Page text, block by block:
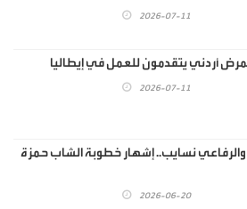
2026-07-11
2026-07-11
والرفاعي نسايب.. إشهار خطوبة الشاب حمزة
2026-06-20